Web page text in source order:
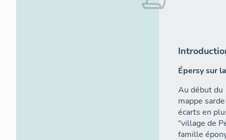
Épersy sur
Au début du
mappe
écarts en
"village de
famille